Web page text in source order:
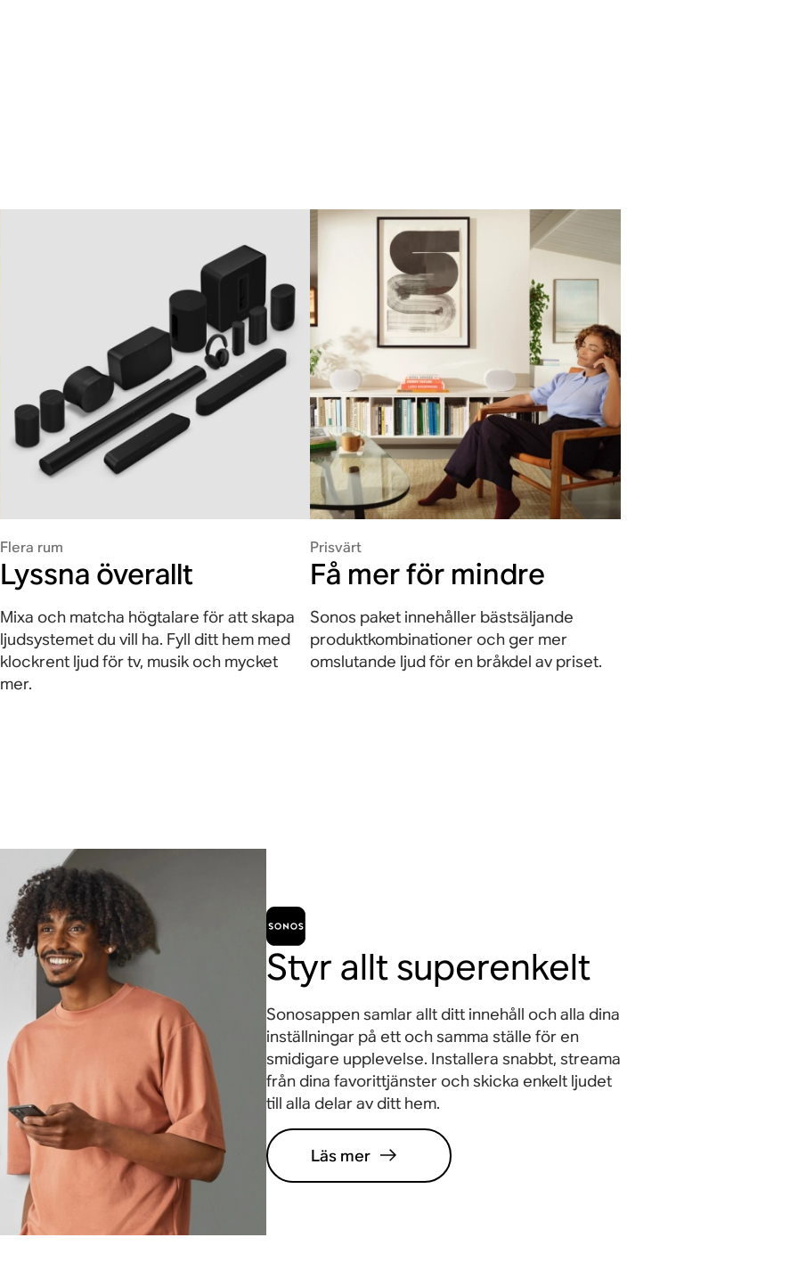
Flera rum
Lyssna överallt
Mixa och matcha högtalare för att skapa
ljudsystemet du vill ha. Fyll ditt hem med
klockrent ljud för tv, musik och mycket
mer.
Prisvärt
Få mer för mindre
Sonos paket innehåller bästsäljande
produktkombinationer och ger mer
omslutande ljud för en bråkdel av priset.
Styr allt superenkelt
Sonosappen samlar allt ditt innehåll och alla dina
inställningar på ett och samma ställe för en
smidigare upplevelse. Installera snabbt, streama
från dina favorittjänster och skicka enkelt ljudet
till alla delar av ditt hem.
Läs mer